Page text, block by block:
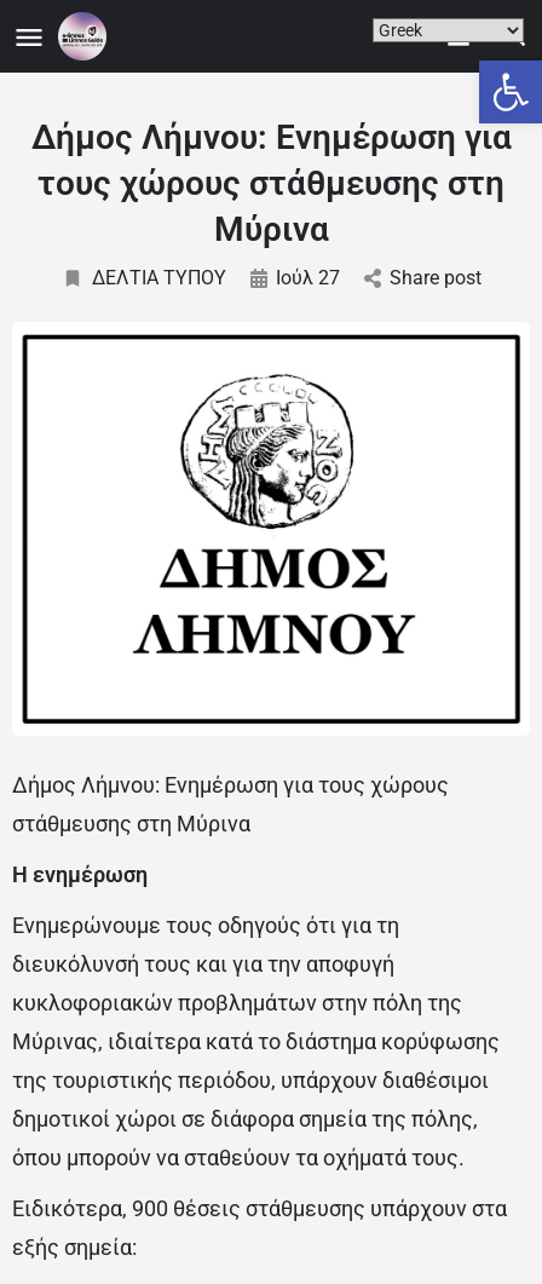
Δήμος Λήμνου: Ενημέρωση για
τους χώρους στάθμευσης στη
Μύρινα
ΔΕΛΤΙΑ ΤΥΠΟΥ Ιούλ 27 Share post
Δήμος Λήμνου: Ενημέρωση για τους χώρους
στάθμευσης στη Μύρινα
Η ενημέρωση
Ενημερώνουμε τους οδηγούς ότι για τη
διευκόλυνσή τους και για την αποφυγή
κυκλοφοριακών προβλημάτων στην πόλη της
Μύρινας, ιδιαίτερα κατά το διάστημα κορύφωσης
της τουριστικής περιόδου, υπάρχουν διαθέσιμοι
δημοτικοί χώροι σε διάφορα σημεία της πόλης,
όπου μπορούν να σταθεύουν τα οχήματά τους.
Ειδικότερα, 900 θέσεις στάθμευσης υπάρχουν στα
εξής σημεία: